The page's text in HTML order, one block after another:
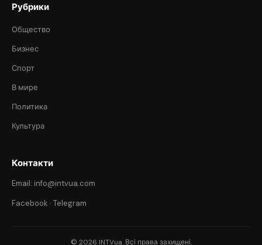
Рубрики
Общество
Бизнес
Спорт
В мире
Политика
Культура
Контакти
Email: info@intvua.com
Facebook · Telegram
© 2026 INTVua. Всі права захищені.